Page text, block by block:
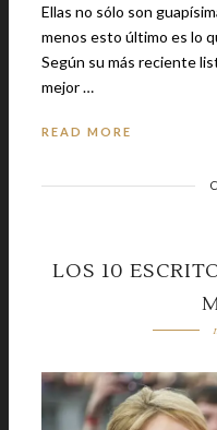
Ellas no sólo son
menos esto último es lo
Según su más reciente
mejor …
READ MORE
LOS 10